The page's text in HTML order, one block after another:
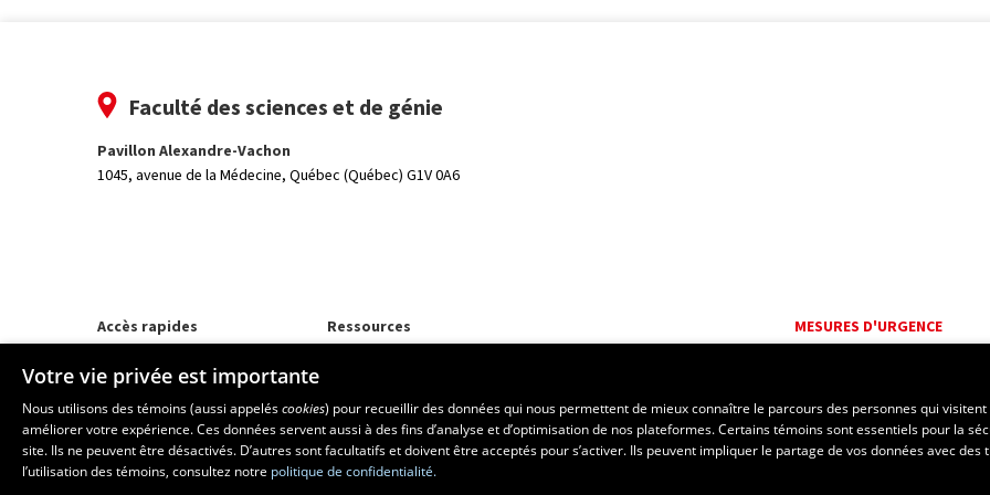
Faculté des sciences et de génie
Pavillon Alexandre-Vachon
1045, avenue de la Médecine, Québec (Québec) G1V 0A6
Accès rapides
Corps professoral
Foire aux questions
Ressources
MESURES D'URGENCE
Votre vie privée est importante
Nous utilisons des témoins (aussi appeléscookies) pour recueillir des données qui nous permettent de mieux connaître le parcours des personnes qui
améliorer votre expérience. Ces données servent aussi à des fins d’analyse et d’optimisation de nos plateformes. Certains témoins sont essentiels pour la
site. Ils ne peuvent être désactivés. D’autres sont facultatifs et doivent être acceptés pour s’activer. Ils peuvent impliquer le partage de vos données avec des
l’utilisation des témoins, consultez notre politique de confidentialité.